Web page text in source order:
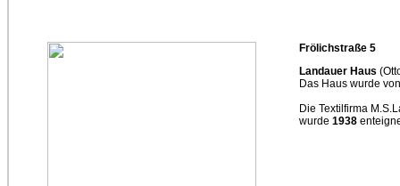
Frölichstraße 5
Landauer Haus
Das Haus wurde
Die Textilfirma
wurde 1938